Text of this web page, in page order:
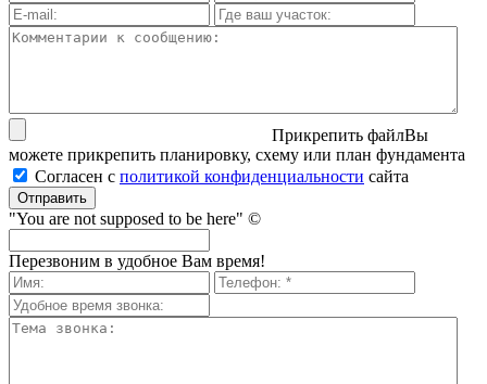
Прикрепить файлВы
можете прикрепить планировку, схему или план фундамента
Согласен с политикой кон­фи­ден­ци­аль­нос­ти сайта
Отправить
"You are not supposed to be here" ©
Перезвоним в удобное Вам время!